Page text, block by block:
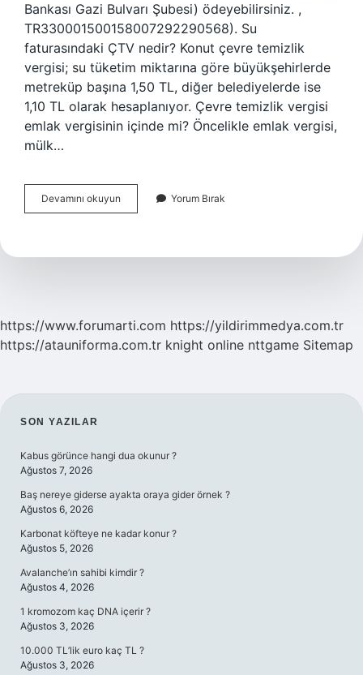
Bankası Gazi Bulvarı Şubesi) ödeyebilirsiniz. ,
TR330001500158007292290568). Su
faturasındaki ÇTV nedir? Konut çevre temizlik
vergisi; su tüketim miktarına göre büyükşehirlerde
metreküp başına 1,50 TL, diğer belediyelerde ise
1,10 TL olarak hesaplanıyor. Çevre temizlik vergisi
emlak vergisinin içinde mi? Öncelikle emlak vergisi,
mülk…
Devamını okuyun
Temizlik
Faturada
Yorum Bırak
https://www.forumarti.com https://yildirimmedya.com.tr
https://atauniforma.com.tr knight online nttgame Sitemap
SIDEBAR
SON YAZILAR
Kabus görünce hangi dua okunur ?
Ağustos 7, 2026
Baş nereye giderse ayakta oraya gider örnek ?
Ağustos 6, 2026
Karbonat köfteye ne kadar konur ?
Ağustos 5, 2026
Avalanche’ın sahibi kimdir ?
Ağustos 4, 2026
1 kromozom kaç DNA içerir ?
Ağustos 3, 2026
10.000 TL’lik euro kaç TL ?
Ağustos 3, 2026